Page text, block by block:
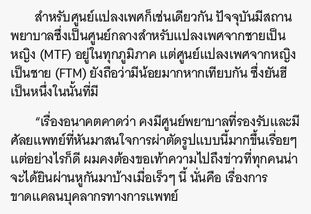
สำหรับศูนย์แปลงเพศก็เช่นเดียวกัน ปัจจุบันมีสถาน
พยาบาลซึ่งเป็นศูนย์กลางสำหรับแปลงเพศจากชายเป็น
หญิง (MTF) อยู่ในทุกภูมิภาค แต่ศูนย์แปลงเพศจากหญิง
เป็นชาย (FTM) ยังถือว่ามีน้อยมากหากเทียบกัน ซึ่งยันฮี
เป็นหนึ่งในนั้นที่มี
“เรื่องอนาคตคาดว่า คงมีศูนย์พยาบาลที่รองรับและมี
ศัลยแพทย์ที่หันมาสนใจการผ่าตัดรูปแบบนี้มากขึ้นเรื่อยๆ
แต่อย่างไรก็ดี ผมคงต้องขอเท้าความไปถึงข่าวที่ทุกคนน่า
จะได้ยินผ่านหูกันมาบ้างเมื่อเร็วๆ นี้ นั่นคือ เรื่องการ
ขาดแคลนบุคลากรทางการแพทย์